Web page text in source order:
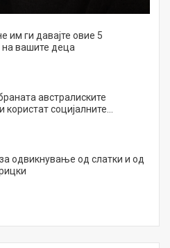
им ги давајте овие 5
вашите деца
австралиските
користат социјалните…
одвикнување од слатки и од